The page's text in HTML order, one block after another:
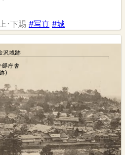
･下賜 #写真 #城